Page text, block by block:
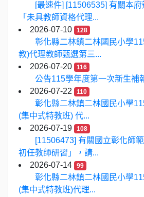
[最速件] [11506535] 有關本
「未具教師資格代理...
2026-07-10
128
彰化縣二林鎮二林國民小學
教)代理教師甄選第三...
2026-07-20
116
公告115學年度第一次新生補
2026-07-22
110
彰化縣二林鎮二林國民小學
(集中式特教班) 代...
2026-07-19
108
[11506473] 有關國立彰化師
初任教師研習」，請...
2026-07-14
99
彰化縣二林鎮二林國民小學
(集中式特教班)代理...